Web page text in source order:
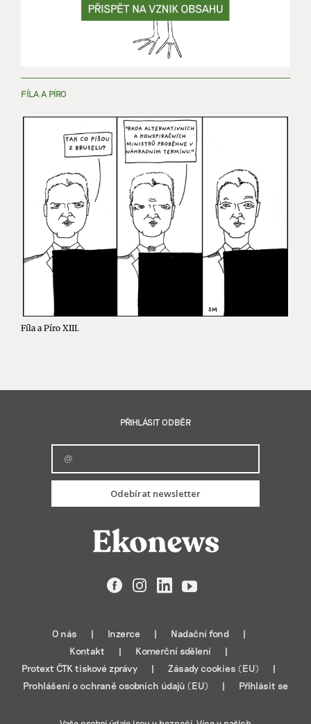
FÍLA A PÍRO
Fíla a Píro XIII.
PŘIHLÁSIT ODBĚR
Odebírat newsletter
FacebookInstagramLinkedIn
YouTube
O nás Inzerce
Nadační fond
Kontakt
Komerční sdělení
Protext ČTK tiskové zprávy
Zásady cookies (EU)
Prohlášení o ochraně osobních údajů (EU)
Přihlásit se